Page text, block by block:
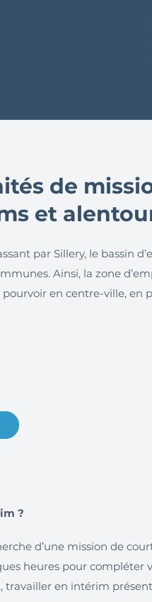
de
et
par Sillery, le bassin
Ainsi, la zone
en centre-ville, en
?
d’une mission de
heures pour compléter
travailler en intérim